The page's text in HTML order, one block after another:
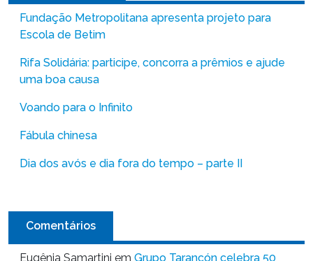
Fundação Metropolitana apresenta projeto para
Escola de Betim
Rifa Solidária: participe, concorra a prêmios e ajude
uma boa causa
Voando para o Infinito
Fábula chinesa
Dia dos avós e dia fora do tempo – parte II
Comentários
Eugênia Samartini em Grupo Tarancón celebra 50